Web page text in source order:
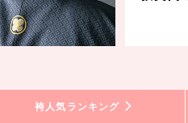
袴人気ランキング